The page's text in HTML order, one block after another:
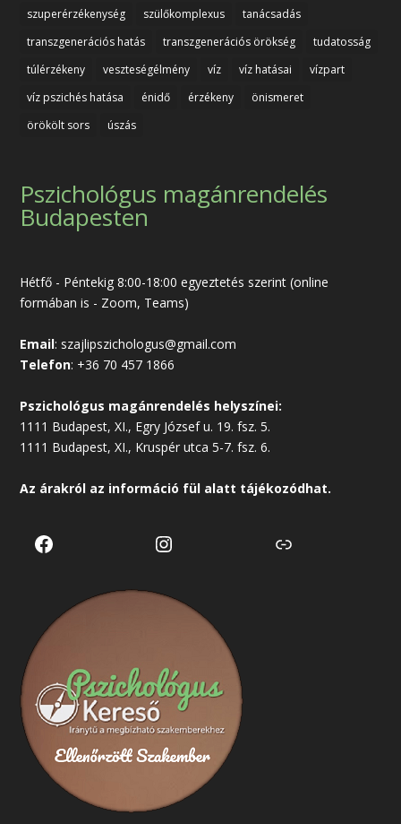
szuperérzékenység
szülőkomplexus
tanácsadás
transzgenerációs hatás
transzgenerációs örökség
tudatosság
túlérzékeny
veszteségélmény víz víz hatásai
vízpart
víz pszichés hatása
énidő érzékeny
önismeret
örökölt sors
úszás
Pszichológus magánrendelés
Budapesten
Hétfő - Péntekig 8:00-18:00 egyeztetés szerint (online
formában is - Zoom, Teams)
Email: szajlipszichologus@gmail.com
Telefon: +36 70 457 1866
Pszichológus magánrendelés helyszínei:
1111 Budapest, XI., Egry József u. 19. fsz. 5.
1111 Budapest, XI., Kruspér utca 5-7. fsz. 6.
Az árakról az információ fül alatt tájékozódhat.
Facebook Instagram Link